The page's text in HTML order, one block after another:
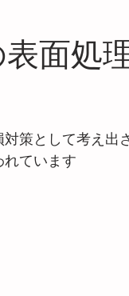
サービス
表面処
策として考え出
れています